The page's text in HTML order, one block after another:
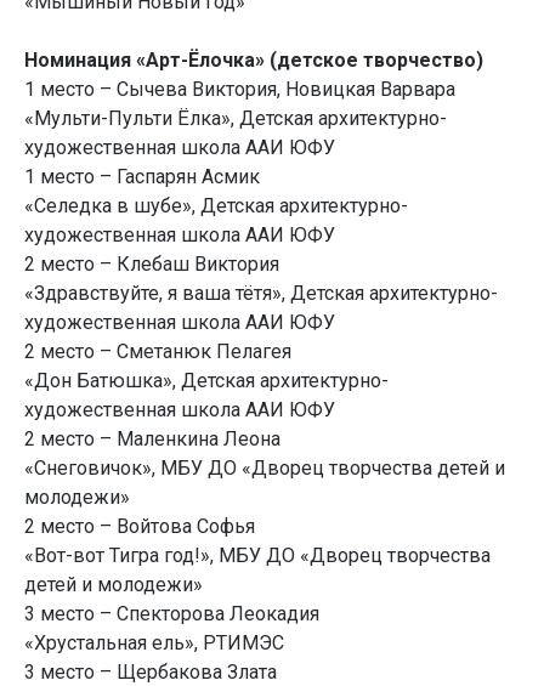
Номинация «Арт-Ёлочка» (детское творчество)
1 место – Сычева Виктория, Новицкая Варвара
«Мульти-Пульти Ёлка», Детская архитектурно-
художественная школа ААИ ЮФУ
1 место – Гаспарян Асмик
«Селедка в шубе», Детская архитектурно-
художественная школа ААИ ЮФУ
2 место – Клебаш Виктория
«Здравствуйте, я ваша тётя», Детская архитектурно-
художественная школа ААИ ЮФУ
2 место – Сметанюк Пелагея
«Дон Батюшка», Детская архитектурно-
художественная школа ААИ ЮФУ
2 место – Маленкина Леона
«Снеговичок», МБУ ДО «Дворец творчества детей и
молодежи»
2 место – Войтова Софья
«Вот-вот Тигра год!», МБУ ДО «Дворец творчества
детей и молодежи»
3 место – Спекторова Леокадия
«Хрустальная ель», РТИМЭС
3 место – Щербакова Злата